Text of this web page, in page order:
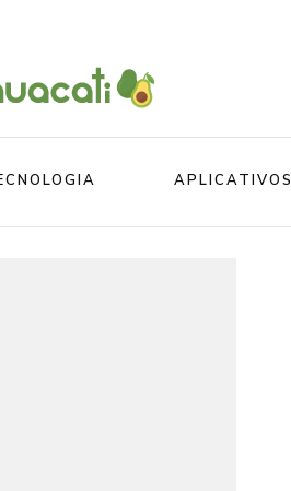
em um só lugar
APLICATIVOS